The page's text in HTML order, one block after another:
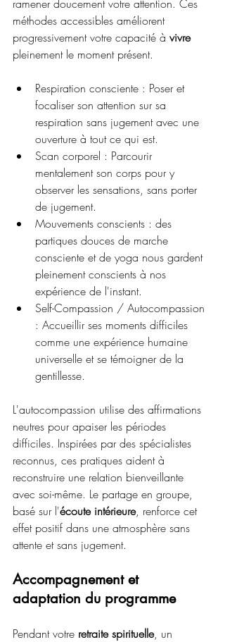
ramener doucement votre attention. Ces
méthodes accessibles améliorent
progressivement votre capacité à vivre
pleinement le moment présent.
Respiration consciente : Poser et
focaliser son attention sur sa
respiration sans jugement avec une
ouverture à tout ce qui est.
Scan corporel : Parcourir
mentalement son corps pour y
observer les sensations, sans porter
de jugement.
Mouvements conscients : des
partiques douces de marche
consciente et de yoga nous gardent
pleinement conscients à nos
expérience de l'instant.
Self-Compassion / Autocompassion
: Accueillir ses moments difficiles
comme une expérience humaine
universelle et se témoigner de la
gentillesse.
L'autocompassion utilise des affirmations
neutres pour apaiser les périodes
difficiles. Inspirées par des spécialistes
reconnus, ces pratiques aident à
reconstruire une relation bienveillante
avec soi-même. Le partage en groupe,
basé sur l'écoute intérieure, renforce cet
effet positif dans une atmosphère sans
attente et sans jugement.
Accompagnement et
adaptation du programme
Pendant votre retraite spirituelle, un